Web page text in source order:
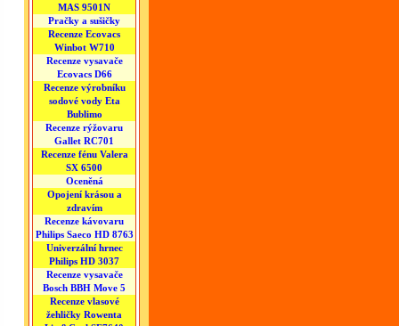
MAS 9501N
Pračky a sušičky
Recenze Ecovacs
Winbot W710
Recenze vysavače
Ecovacs D66
Recenze výrobníku
sodové vody Eta
Bublimo
Recenze rýžovaru
Gallet RC701
Recenze fénu Valera
SX 6500
Oceněná
Opojení krásou a
zdravím
Recenze kávovaru
Philips Saeco HD 8763
Univerzální hrnec
Philips HD 3037
Recenze vysavače
Bosch BBH Move 5
Recenze vlasové
žehličky Rowenta